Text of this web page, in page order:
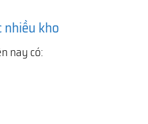
nhiều kho
nay có: